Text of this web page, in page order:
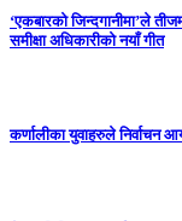
‘एकबारको जिन्दगानीमा’ले
समीक्षा अधिकारीको नयाँ गीत
कर्णालीका युवाहरुले निर्वाचन